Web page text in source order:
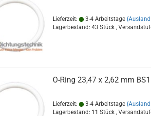
Lieferzeit: 3-4 Arbeitstage
Lagerbestand: 43 Stück ,
O-Ring 23,47 x 2,62 mm
Lieferzeit: 3-4 Arbeitstage
Lagerbestand: 11 Stück ,